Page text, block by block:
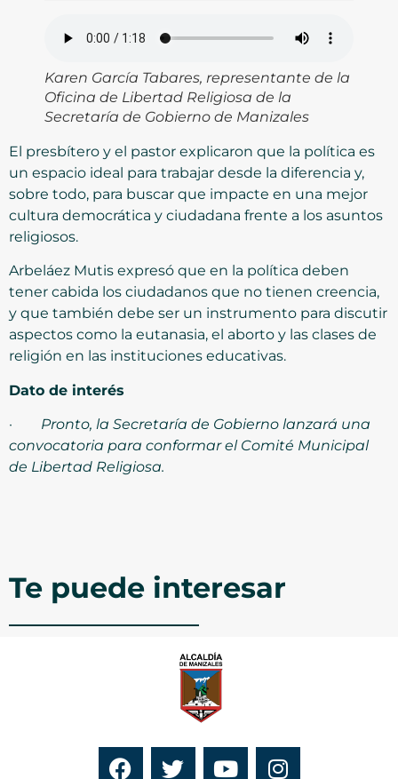
Karen García Tabares, representante de la
Oficina de Libertad Religiosa de la
Secretaría de Gobierno de Manizales
El presbítero y el pastor explicaron que la política es
un espacio ideal para trabajar desde la diferencia y,
sobre todo, para buscar que impacte en una mejor
cultura democrática y ciudadana frente a los asuntos
religiosos.
Arbeláez Mutis expresó que en la política deben
tener cabida los ciudadanos que no tienen creencia,
y que también debe ser un instrumento para discutir
aspectos como la eutanasia, el aborto y las clases de
religión en las instituciones educativas.
Dato de interés
· Pronto, la Secretaría de Gobierno lanzará una
convocatoria para conformar el Comité Municipal
de Libertad Religiosa.
Te puede interesar